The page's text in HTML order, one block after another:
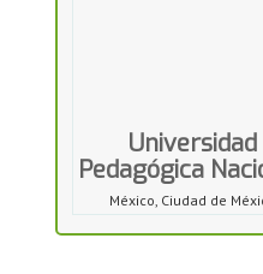
Universidad
Pedagógica
México, Ciudad de